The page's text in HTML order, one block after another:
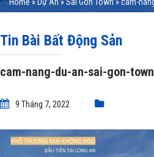
Tin Bài Bất Động Sản
cam-nang-du-an-sai-gon-
9 Tháng 7, 2022